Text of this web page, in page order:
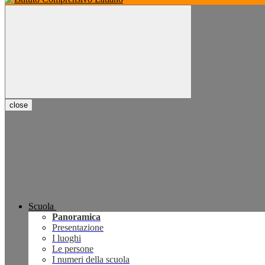
close
Scuola
Panoramica
Presentazione
I luoghi
Le persone
I numeri della scuola